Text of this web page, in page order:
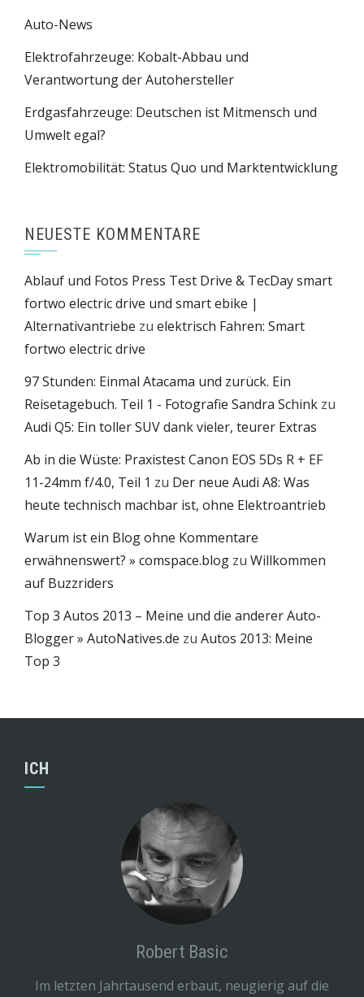
Auto-News
Elektrofahrzeuge: Kobalt-Abbau und
Verantwortung der Autohersteller
Erdgasfahrzeuge: Deutschen ist Mitmensch und
Umwelt egal?
Elektromobilität: Status Quo und Marktentwicklung
NEUESTE KOMMENTARE
Ablauf und Fotos Press Test Drive & TecDay smart
fortwo electric drive und smart ebike |
Alternativantriebe zu elektrisch Fahren: Smart
fortwo electric drive
97 Stunden: Einmal Atacama und zurück. Ein
Reisetagebuch. Teil 1 - Fotografie Sandra Schink zu
Audi Q5: Ein toller SUV dank vieler, teurer Extras
Ab in die Wüste: Praxistest Canon EOS 5Ds R + EF
11-24mm f/4.0, Teil 1 zu Der neue Audi A8: Was
heute technisch machbar ist, ohne Elektroantrieb
Warum ist ein Blog ohne Kommentare
erwähnenswert? » comspace.blog zu Willkommen
auf Buzzriders
Top 3 Autos 2013 – Meine und die anderer Auto-
Blogger » AutoNatives.de zu Autos 2013: Meine
Top 3
ICH
Robert Basic
Im letzten Jahrtausend erbaut, neugierig auf die